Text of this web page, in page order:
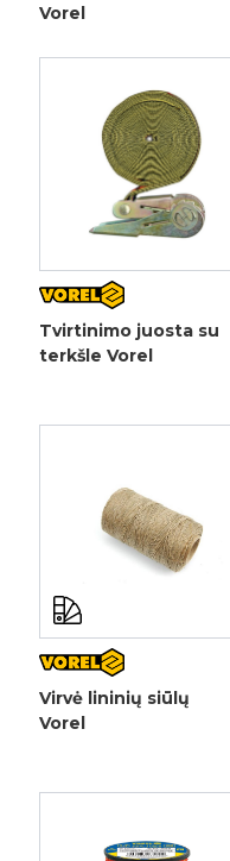
Vorel
Tvirtinimo juosta su
terkšle Vorel
Virvė lininių siūlų
Vorel